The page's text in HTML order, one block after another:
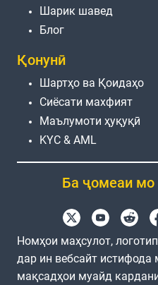
Шарик шавед
Блог
Қонунӣ
Шартҳо ва Қоидаҳо
Сиёсати махфият
Маълумоти ҳуқуқӣ
KYC & AML
Ба ҷомеаи
Номҳои маҳсулот,
дар ин вебсайт
мақсадҳои муайд